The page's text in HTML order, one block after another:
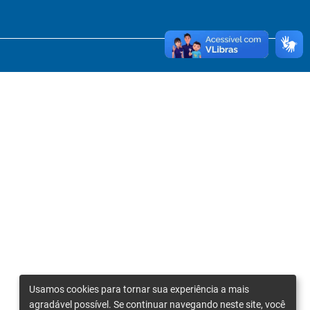
Usamos cookies para tornar sua experiência a mais
agradável possível. Se continuar navegando neste site, você